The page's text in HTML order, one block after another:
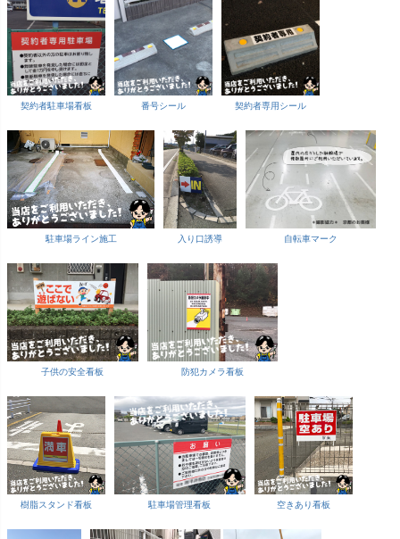
契約者駐車場看板 番号シール 契約者専用シール
駐車場ライン施工 入り口誘導 自転車マーク
子供の安全看板 防犯カメラ看板
樹脂スタンド看板 駐車場管理看板 空きあり看板